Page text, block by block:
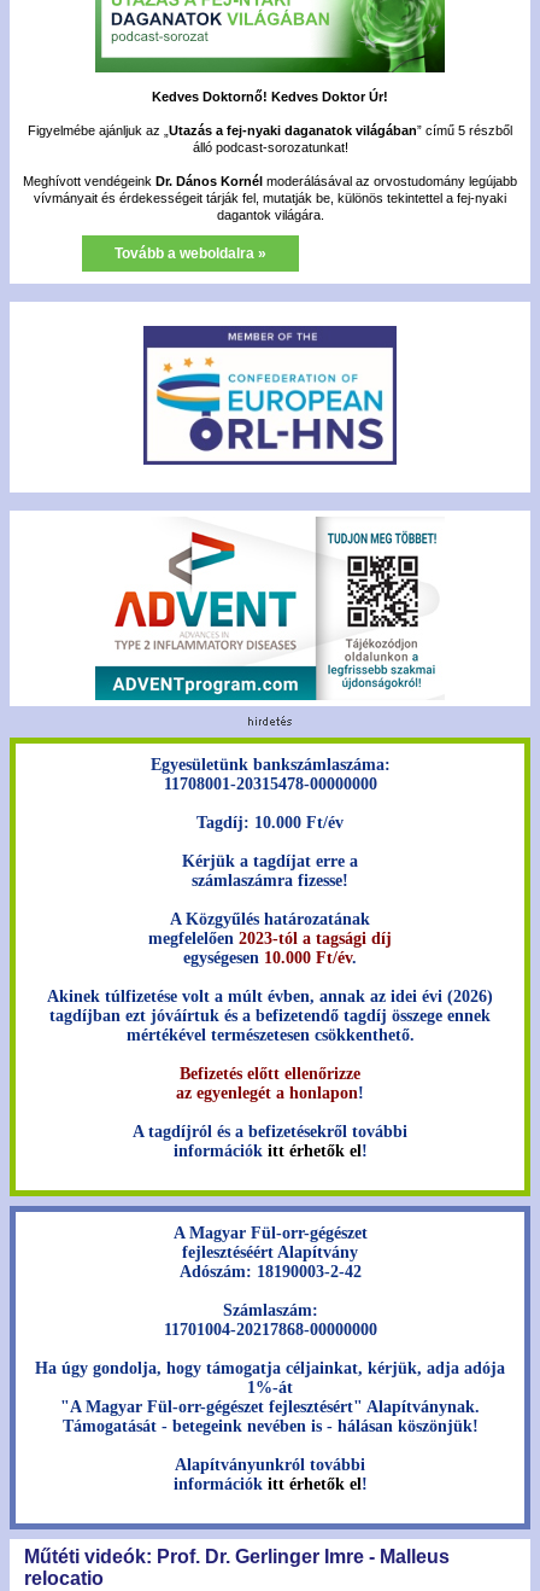
Kedves Doktornő! Kedves Doktor Úr!
Figyelmébe ajánljuk az „ Utazás a fej-nyaki daganatok világában” című 5 részből
álló podcast-sorozatunkat!
Meghívott vendégeink Dr. Dános Kornél moderálásával az orvostudomány legújabb
vívmányait és érdekességeit tárják fel, mutatják be, különös tekintettel a fej-nyaki
dagantok világára.
Tovább a weboldalra »
Egyesületünk bankszámlaszáma:
11708001-20315478-00000000
Tagdíj: 10.000 Ft/év
Kérjük a tagdíjat erre a
számlaszámra fizesse!
A Közgyűlés határozatának
megfelelően 2023-tól a tagsági díj
egységesen 10.000 Ft/év.
Akinek túlfizetése volt a múlt évben, annak az idei évi (2026)
tagdíjban ezt jóváírtuk és a befizetendő tagdíj összege ennek
mértékével természetesen csökkenthető.
Befizetés előtt ellenőrizze
az egyenlegét a honlapon!
A tagdíjról és a befizetésekről további
információk itt érhetők el!
A Magyar Fül-orr-gégészet
fejlesztéséért Alapítvány
Adószám: 18190003-2-42
Számlaszám:
11701004-20217868-00000000
Ha úgy gondolja, hogy támogatja céljainkat, kérjük, adja adója
1%-át
"A Magyar Fül-orr-gégészet fejlesztésért" Alapítványnak.
Támogatását - betegeink nevében is - hálásan köszönjük!
Alapítványunkról további
információk itt érhetők el!
Műtéti videók: Prof. Dr. Gerlinger Imre - Malleus
relocatio